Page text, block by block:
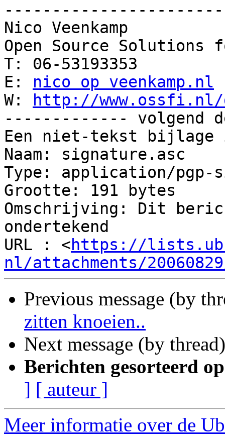
Nico Veenkamp
Open Source
T: 06-53193353
E: nico op veenkamp.nl
W:
http://www.ossfi.nl/
------------- volgend
Een niet-tekst
Naam: signature.asc
Type: application/pgp-
Grootte: 191 bytes
Omschrijving: Dit
ondertekend
URL : <https://
nl/attachments/
Previous message (by
zitten knoeien..
Next message (by
Berichten gesorteerd
] [ auteur ]
Meer informatie over de